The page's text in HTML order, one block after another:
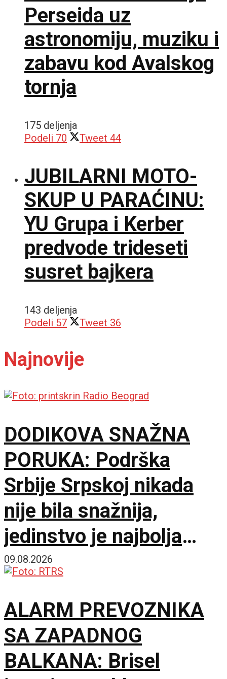
Perseida uz
astronomiju, muziku i
zabavu kod Avalskog
tornja
175 deljenja
Podeli 70 Tweet 44
JUBILARNI MOTO-
SKUP U PARAĆINU:
YU Grupa i Kerber
predvode trideseti
susret bajkera
143 deljenja
Podeli 57 Tweet 36
Najnovije
DODIKOVA SNAŽNA
PORUKA: Podrška
Srbije Srpskoj nikada
nije bila snažnija,
jedinstvo je najbolja
garancija
09.08.2026
ALARM PREVOZNIKA
SA ZAPADNOG
BALKANA: Brisel